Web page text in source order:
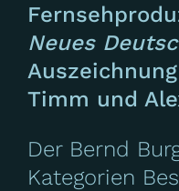
Neues
Timm und
Der Bernd
Kategorien